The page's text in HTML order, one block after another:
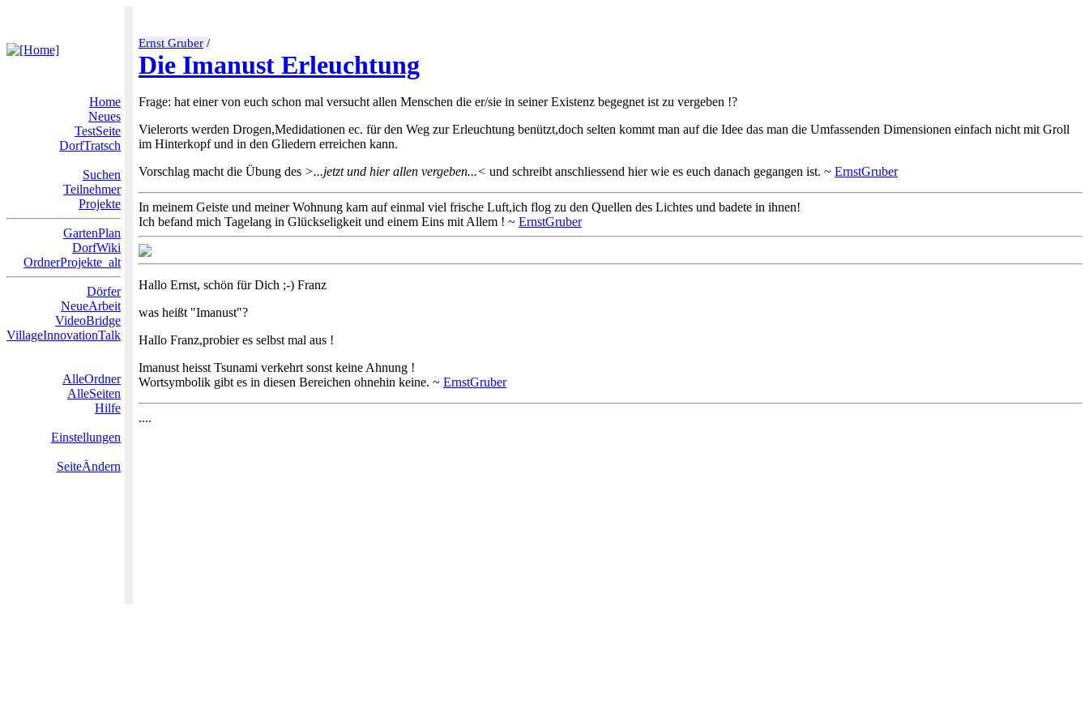
Ernst Gruber /
Die Imanust Erleuchtung
Home
Neues
TestSeite
DorfTratsch
Suchen
Teilnehmer
Projekte
GartenPlan
DorfWiki
OrdnerProjekte_alt
Dörfer
NeueArbeit
VideoBridge
VillageInnovationTalk
AlleOrdner
AlleSeiten
Hilfe
Einstellungen
SeiteÄndern
Frage: hat einer von euch schon mal versucht allen Menschen die er/sie in seiner Existenz begegnet ist zu vergeben !?
Vielerorts werden Drogen,Medidationen ec. für den Weg zur Erleuchtung benützt,doch selten kommt man auf die Idee das man die Umfassenden Dimensionen einfach nicht mit Groll
im Hinterkopf und in den Gliedern erreichen kann.
Vorschlag macht die Übung des >...jetzt und hier allen vergeben...< und schreibt anschliessend hier wie es euch danach gegangen ist. ~ ErnstGruber
In meinem Geiste und meiner Wohnung kam auf einmal viel frische Luft,ich flog zu den Quellen des Lichtes und badete in ihnen!
Ich befand mich Tagelang in Glückseligkeit und einem Eins mit Allem ! ~ ErnstGruber
Hallo Ernst, schön für Dich ;-) Franz
was heißt "Imanust"?
Hallo Franz,probier es selbst mal aus !
Imanust heisst Tsunami verkehrt sonst keine Ahnung !
Wortsymbolik gibt es in diesen Bereichen ohnehin keine. ~ ErnstGruber
....